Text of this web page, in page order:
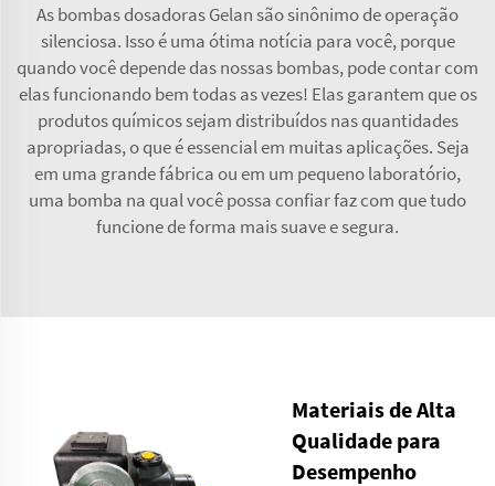
As bombas dosadoras Gelan são sinônimo de operação
silenciosa. Isso é uma ótima notícia para você, porque
quando você depende das nossas bombas, pode contar com
elas funcionando bem todas as vezes! Elas garantem que os
produtos químicos sejam distribuídos nas quantidades
apropriadas, o que é essencial em muitas aplicações. Seja
em uma grande fábrica ou em um pequeno laboratório,
uma bomba na qual você possa confiar faz com que tudo
funcione de forma mais suave e segura.
Materiais de Alta
Qualidade para
Desempenho